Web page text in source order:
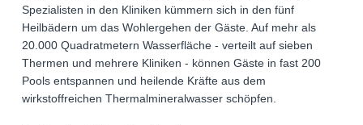
Spezialisten in den Kliniken kümmern sich in den fünf
Heilbädern um das Wohlergehen der Gäste. Auf mehr als
20.000 Quadratmetern Wasserfläche - verteilt auf sieben
Thermen und mehrere Kliniken - können Gäste in fast 200
Pools entspannen und heilende Kräfte aus dem
wirkstoffreichen Thermalmineralwasser schöpfen.